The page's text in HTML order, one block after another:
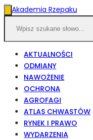
AKTUALNOŚCI
ODMIANY
NAWOŻENIE
OCHRONA
AGROFAGI
ATLAS CHWASTÓW
RYNEK I PRAWO
WYDARZENIA